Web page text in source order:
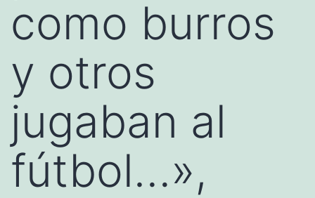
como burros
y otros
jugaban al
fútbol…»,